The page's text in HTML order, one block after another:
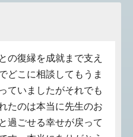
の復縁を成就まで支え
どこに相談してもうま
ていましたがそれでも
たのは本当に先生のお
過ごせる幸せが戻って